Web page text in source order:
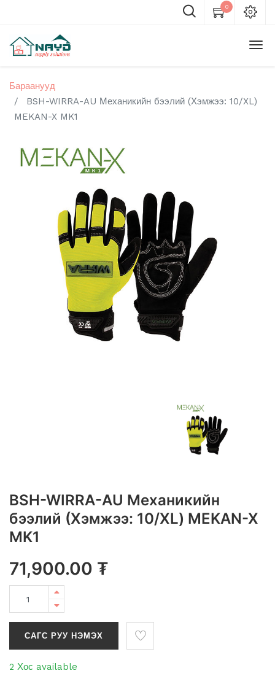
0
Бараанууд
BSH-WIRRA-AU Механикийн бээлий (Хэмжээ: 10/XL)
MEKAN-X MK1
BSH-WIRRA-AU Механикийн
бээлий (Хэмжээ: 10/XL) MEKAN-X
MK1
71,900.00 ₮
САГС РУУ НЭМЭХ
2 Хос available